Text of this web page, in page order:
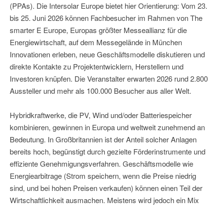
(PPAs). Die Intersolar Europe bietet hier Orientierung: Vom 23.
bis 25. Juni 2026 können Fachbesucher im Rahmen von The
smarter E Europe, Europas größter Messeallianz für die
Energiewirtschaft, auf dem Messegelände in München
Innovationen erleben, neue Geschäftsmodelle diskutieren und
direkte Kontakte zu Projektentwicklern, Herstellern und
Investoren knüpfen. Die Veranstalter erwarten 2026 rund 2.800
Aussteller und mehr als 100.000 Besucher aus aller Welt.
Hybridkraftwerke, die PV, Wind und/oder Batteriespeicher
kombinieren, gewinnen in Europa und weltweit zunehmend an
Bedeutung. In Großbritannien ist der Anteil solcher Anlagen
bereits hoch, begünstigt durch gezielte Förderinstrumente und
effiziente Genehmigungsverfahren. Geschäftsmodelle wie
Energiearbitrage (Strom speichern, wenn die Preise niedrig
sind, und bei hohen Preisen verkaufen) können einen Teil der
Wirtschaftlichkeit ausmachen. Meistens wird jedoch ein Mix